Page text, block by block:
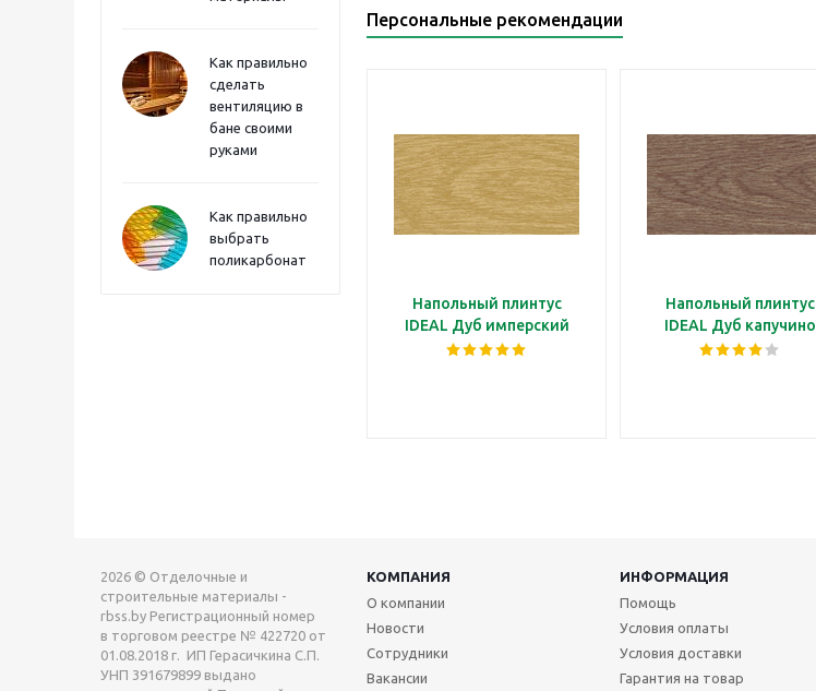
Как правильно
сделать
вентиляцию в
бане своими
руками
Как правильно
выбрать
поликарбонат
Персональные рекомендации
Напольный плинтус
IDEAL Дуб имперский
Напольный плинтус
IDEAL Дуб капучино
2026 © Отделочные и
строительные материалы -
rbss.by Регистрационный номер
в торговом реестре № 422720 от
01.08.2018 г. ИП Герасичкина С.П.
УНП 391679899 выдано
КОМПАНИЯ ИНФОРМАЦИЯ
О компании
Новости
Сотрудники
Вакансии
Помощь
Условия оплаты
Условия доставки
Гарантия на товар